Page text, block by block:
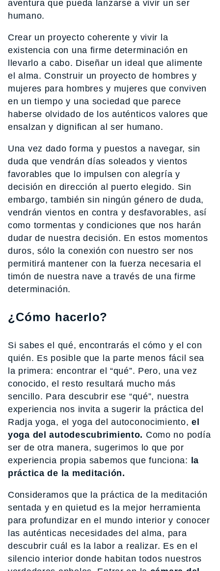
aventura que pueda lanzarse a vivir un ser
humano.
Crear un proyecto coherente y vivir la
existencia con una firme determinación en
llevarlo a cabo. Diseñar un ideal que alimente
el alma. Construir un proyecto de hombres y
mujeres para hombres y mujeres que conviven
en un tiempo y una sociedad que parece
haberse olvidado de los auténticos valores que
ensalzan y dignifican al ser humano.
Una vez dado forma y puestos a navegar, sin
duda que vendrán días soleados y vientos
favorables que lo impulsen con alegría y
decisión en dirección al puerto elegido. Sin
embargo, también sin ningún género de duda,
vendrán vientos en contra y desfavorables, así
como tormentas y condiciones que nos harán
dudar de nuestra decisión. En estos momentos
duros, sólo la conexión con nuestro ser nos
permitirá mantener con la fuerza necesaria el
timón de nuestra nave a través de una firme
determinación.
¿Cómo hacerlo?
Si sabes el qué, encontrarás el cómo y el con
quién. Es posible que la parte menos fácil sea
la primera: encontrar el “qué”. Pero, una vez
conocido, el resto resultará mucho más
sencillo. Para descubrir ese “qué”, nuestra
experiencia nos invita a sugerir la práctica del
Radja yoga, el yoga del autoconocimiento, el
yoga del autodescubrimiento. Como no podía
ser de otra manera, sugerimos lo que por
experiencia propia sabemos que funciona:
la
práctica de la meditación.
Consideramos que la práctica de la meditación
sentada y en quietud es la mejor herramienta
para profundizar en el mundo interior y conocer
las auténticas necesidades del alma, para
descubrir cuál es la labor a realizar. Es en el
silencio interior donde habitan todos nuestros